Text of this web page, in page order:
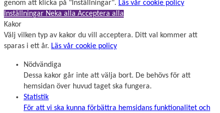
genom att klicka på "Inställningar". Läs vår cookie policy
Inställningar Neka alla Acceptera alla
Kakor
Välj vilken typ av kakor du vill acceptera. Ditt val kommer att
sparas i ett år. Läs vår cookie policy
Nödvändiga
Dessa kakor går inte att välja bort. De behövs för att
hemsidan över huvud taget ska fungera.
Statistik
För att vi ska kunna förbättra hemsidans funktionalitet och